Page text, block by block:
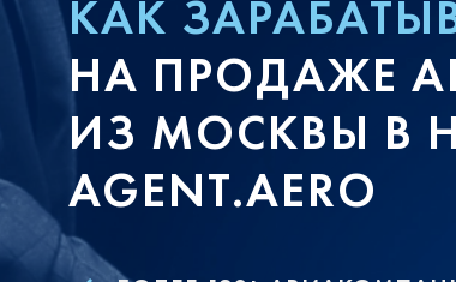
КАК
НА ПРОДАЖЕ
ИЗ МОСКВЫ В
AGENT.AERO